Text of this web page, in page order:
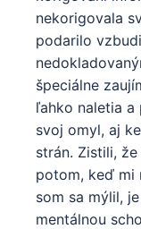
nekorigovala
podarilo
špeciálne
ľahko naletia
svoj omyl, aj
strán. Zistili,
potom, keď mi
som sa mýlil,
mentálnou